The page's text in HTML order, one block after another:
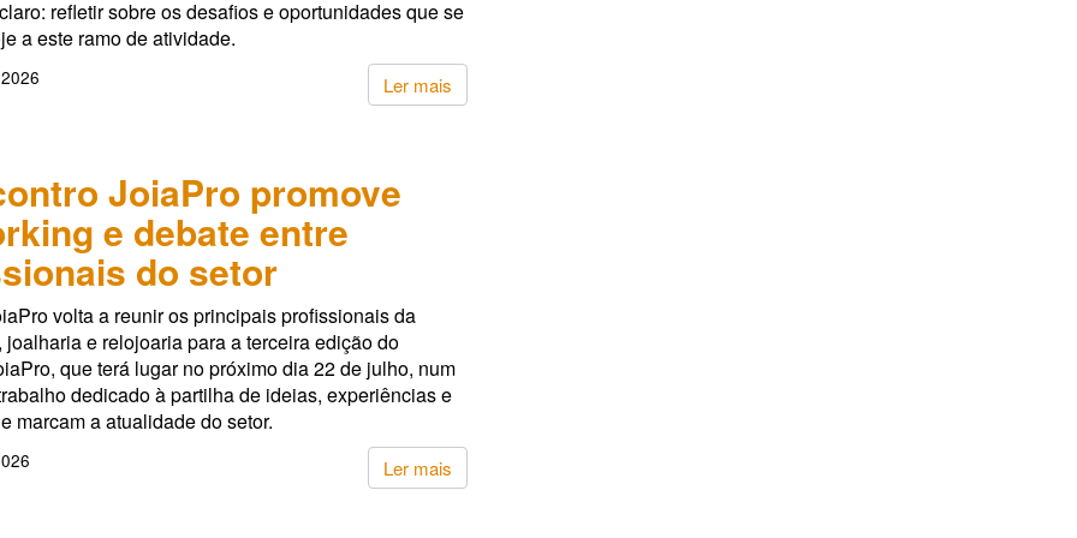
refletir sobre os desafios e oportunidades que se
a este ramo de atividade.
Ler mais
JoiaPro promove
e debate entre
do setor
volta a reunir os principais profissionais da
joalharia e relojoaria para a terceira edição do
que terá lugar no próximo dia 22 de julho, num
dedicado à partilha de ideias, experiências e
marcam a atualidade do setor.
Ler mais